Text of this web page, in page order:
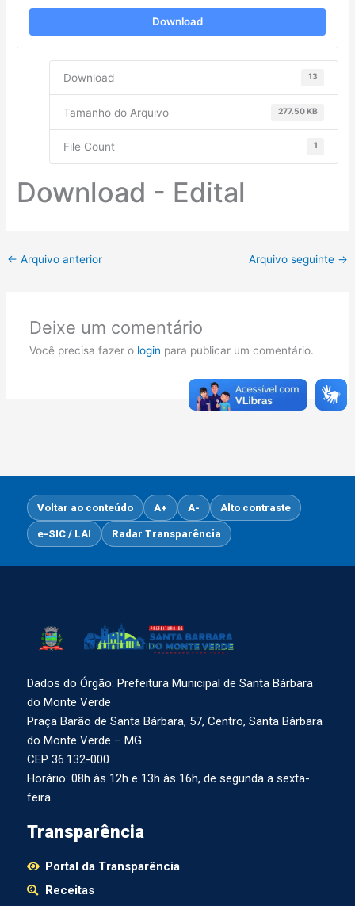
Download
Download 13
Tamanho do Arquivo 277.50 KB
File Count 1
Download - Edital
← Arquivo anterior Arquivo seguinte →
Deixe um comentário
Você precisa fazer o login para publicar um comentário.
Voltar ao conteúdo A+ A- Alto contraste
e-SIC / LAI Radar Transparência
Dados do Órgão: Prefeitura Municipal de Santa Bárbara
do Monte Verde
Praça Barão de Santa Bárbara, 57, Centro, Santa Bárbara
do Monte Verde – MG
CEP 36.132-000
Horário: 08h às 12h e 13h às 16h, de segunda a sexta-
feira.
Transparência
Portal da Transparência
Receitas